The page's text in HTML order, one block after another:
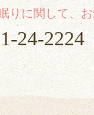
りに関して、
24-2224